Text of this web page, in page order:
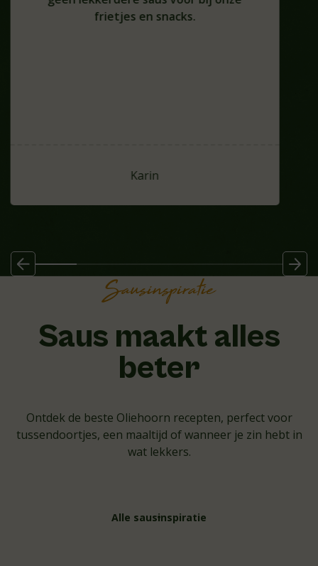
frietjes en snacks.
Karin
Sausinspiratie
Saus maakt alles
beter
Ontdek de beste Oliehoorn recepten, perfect voor
tussendoortjes, een maaltijd of wanneer je zin ​​hebt in
wat lekkers.
Alle sausinspiratie